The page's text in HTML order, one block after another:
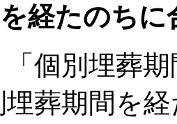
経たのちに
個別埋葬
埋葬期間を